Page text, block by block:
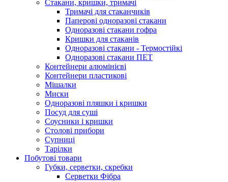
Стакани, кришки, тримачі
Тримачі для стаканчиків
Паперові одноразові стакани
Одноразові стакани гофра
Кришки для стаканів
Одноразові стакани - Термостійкі
Одноразові стакани ПЕТ
Контейнери алюмінієві
Контейнери пластикові
Мішалки
Миски
Одноразові пляшки і кришки
Посуд для суші
Соусники і кришки
Столові прибори
Супниці
Тарілки
Побутові товари
Губки, серветки, скребки
Серветки Фібра